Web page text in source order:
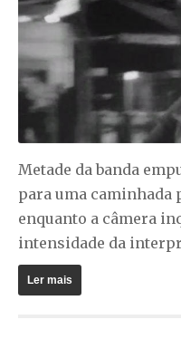
Metade da banda
para uma caminhada
enquanto a câmera
intensidade da
Ler mais